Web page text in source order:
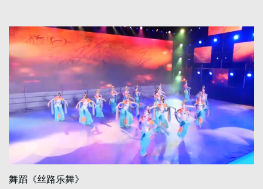
舞蹈《丝路乐舞》